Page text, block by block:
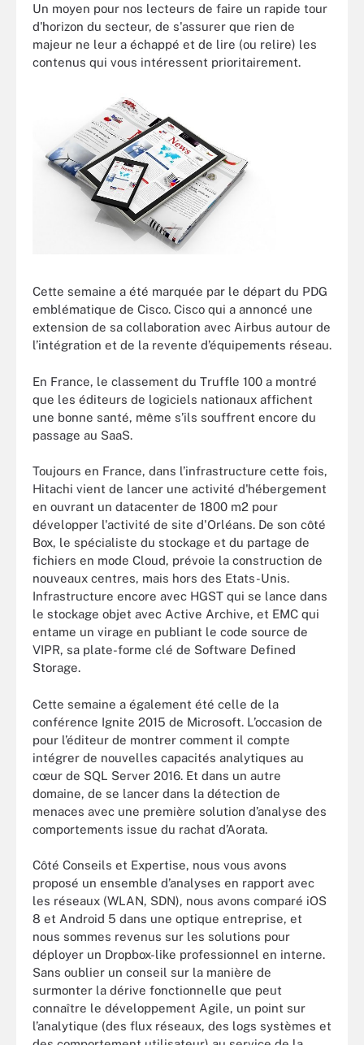
Un moyen pour nos lecteurs de faire un rapide tour
d'horizon du secteur, de s'assurer que rien de
majeur ne leur a échappé et de lire (ou relire) les
contenus qui vous intéressent prioritairement.
Cette semaine a été marquée par le départ du PDG
emblématique de Cisco. Cisco qui a annoncé une
extension de sa collaboration avec Airbus autour de
l’intégration et de la revente d’équipements réseau.
En France, le classement du Truffle 100 a montré
que les éditeurs de logiciels nationaux affichent
une bonne santé, même s’ils souffrent encore du
passage au SaaS.
Toujours en France, dans l’infrastructure cette fois,
Hitachi vient de lancer une activité d'hébergement
en ouvrant un datacenter de 1800 m2 pour
développer l'activité de site d'Orléans. De son côté
Box, le spécialiste du stockage et du partage de
fichiers en mode Cloud, prévoie la construction de
nouveaux centres, mais hors des Etats-Unis.
Infrastructure encore avec HGST qui se lance dans
le stockage objet avec Active Archive, et EMC qui
entame un virage en publiant le code source de
VIPR, sa plate-forme clé de Software Defined
Storage.
Cette semaine a également été celle de la
conférence Ignite 2015 de Microsoft. L’occasion de
pour l’éditeur de montrer comment il compte
intégrer de nouvelles capacités analytiques au
cœur de SQL Server 2016. Et dans un autre
domaine, de se lancer dans la détection de
menaces avec une première solution d’analyse des
comportements issue du rachat d’Aorata.
Côté Conseils et Expertise, nous vous avons
proposé un ensemble d’analyses en rapport avec
les réseaux (WLAN, SDN), nous avons comparé iOS
8 et Android 5 dans une optique entreprise, et
nous sommes revenus sur les solutions pour
déployer un Dropbox-like professionnel en interne.
Sans oublier un conseil sur la manière de
surmonter la dérive fonctionnelle que peut
connaître le développement Agile, un point sur
l’analytique (des flux réseaux, des logs systèmes et